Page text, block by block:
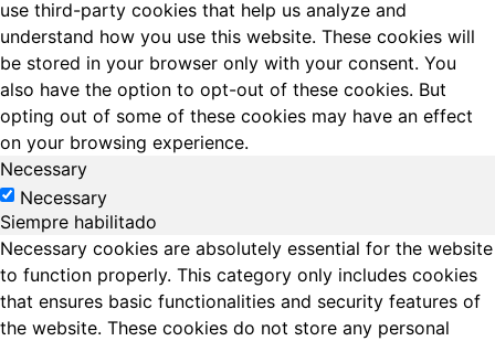
use third-party cookies that help us analyze and
understand how you use this website. These cookies will
be stored in your browser only with your consent. You
also have the option to opt-out of these cookies. But
opting out of some of these cookies may have an effect
on your browsing experience.
Necessary
Necessary
Siempre habilitado
Necessary cookies are absolutely essential for the website
to function properly. This category only includes cookies
that ensures basic functionalities and security features of
the website. These cookies do not store any personal